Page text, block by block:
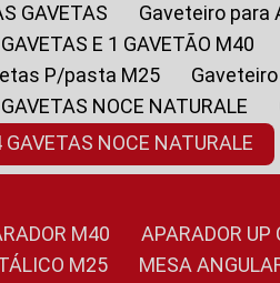
GAVETAS
Gaveteiro
E 1 GAVETÃO M40
P/pasta M25
NOCE NATURALE
GAVETAS NOCE NATURALE
M40 APARADOR
M25
MESA